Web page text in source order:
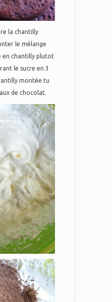
la chantilly
le mélange
en chantilly plutot
le sucre en 3
montée tu
de chocolat.